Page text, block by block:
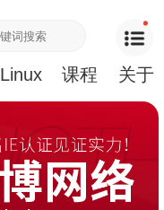
Linux 课程 关于